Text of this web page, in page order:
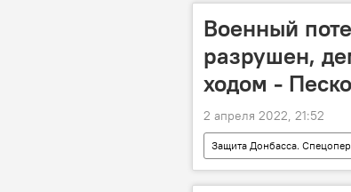
Военный
разрушен,
ходом -
2 апреля 2022, 21:52
Защита Донбасса.
Дмитрий Песков